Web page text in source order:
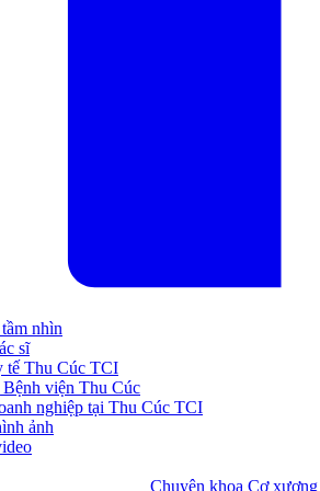
nhìn
sĩ
tế Thu Cúc TCI
viện Thu Cúc
nghiệp tại Thu Cúc TCI
ảnh
Chuyên khoa Cơ